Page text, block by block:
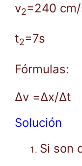
v2=240
t2=7s
Fórmulas:
Δv =Δx/Δt
Solución
Si son